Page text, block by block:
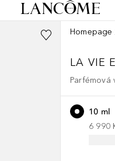
Homepage
LA VIE
Parfémová
10 ml
6 990